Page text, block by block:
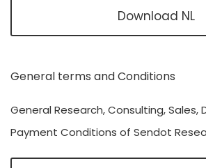
Download NL
General terms and Conditions
General Research, Consulting, Sales,
Payment Conditions of Sendot